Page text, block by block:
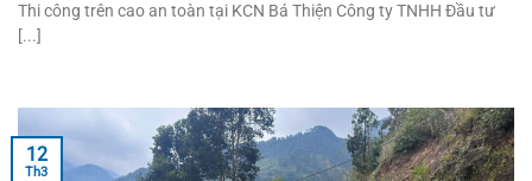
Thi công trên cao an toàn tại KCN Bá Thiện Công ty TNHH Đầu tư
[...]
12
Th3